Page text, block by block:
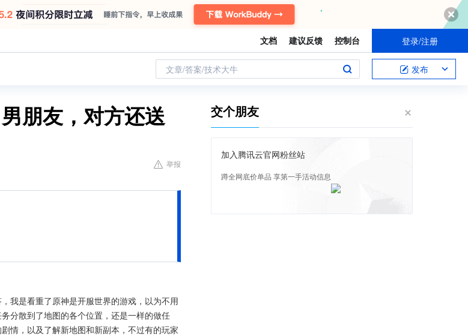
文档 建议反馈 控制台 登录/注册
文章/答案/技术大牛 发布
朋友，对方还送
举报
我是看重了原神是开服世界的游戏，以为不用
分散到了地图的各个位置，还是一样的做任
情，以及了解新地图和新副本，不过有的玩家
交个朋友
加入腾讯云官网粉丝站
蹲全网底价单品 享第一手活动信息